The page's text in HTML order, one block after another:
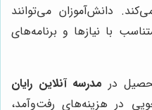
دانش‌آموزان می‌توانند
با نیازها و برنامه‌های
در مدرسه آنلاین رایان
در هزینه‌های رفت‌وآمد،